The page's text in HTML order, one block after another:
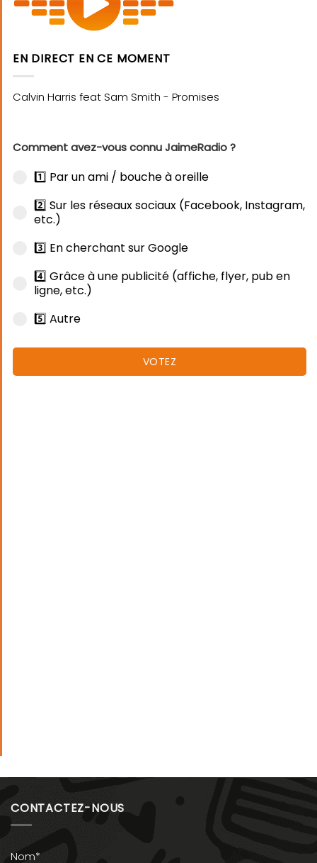
EN DIRECT EN CE MOMENT
Comment avez-vous connu JaimeRadio ?
1️⃣ Par un ami / bouche à oreille
2️⃣ Sur les réseaux sociaux (Facebook, Instagram,
etc.)
3️⃣ En cherchant sur Google
4️⃣ Grâce à une publicité (affiche, flyer, pub en
ligne, etc.)
5️⃣ Autre
VOTEZ
CONTACTEZ-NOUS
Nom*